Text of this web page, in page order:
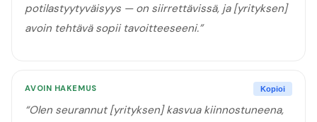
potilastyytyväisyys — on siirrettävissä, ja [yrityksen]
avoin tehtävä sopii tavoitteeseeni.”
AVOIN HAKEMUS Kopioi
“Olen seurannut [yrityksen] kasvua kiinnostuneena,